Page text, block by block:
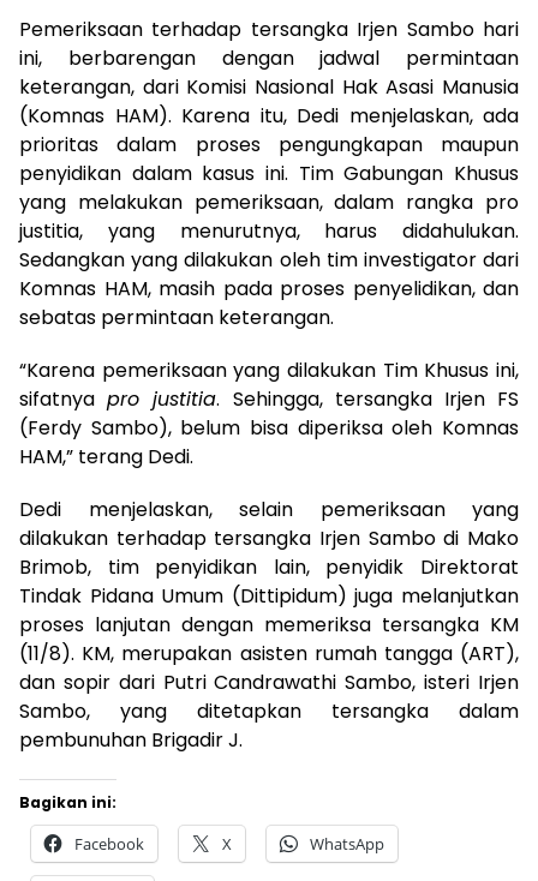
Pemeriksaan terhadap tersangka Irjen Sambo hari
ini, berbarengan dengan jadwal permintaan
keterangan, dari Komisi Nasional Hak Asasi Manusia
(Komnas HAM). Karena itu, Dedi menjelaskan, ada
prioritas dalam proses pengungkapan maupun
penyidikan dalam kasus ini. Tim Gabungan Khusus
yang melakukan pemeriksaan, dalam rangka pro
justitia, yang menurutnya, harus didahulukan.
Sedangkan yang dilakukan oleh tim investigator dari
Komnas HAM, masih pada proses penyelidikan, dan
sebatas permintaan keterangan.
“Karena pemeriksaan yang dilakukan Tim Khusus ini,
sifatnyapro justitia. Sehingga, tersangka Irjen FS
(Ferdy Sambo), belum bisa diperiksa oleh Komnas
HAM,” terang Dedi.
Dedi menjelaskan, selain pemeriksaan yang
dilakukan terhadap tersangka Irjen Sambo di Mako
Brimob, tim penyidikan lain, penyidik Direktorat
Tindak Pidana Umum (Dittipidum) juga melanjutkan
proses lanjutan dengan memeriksa tersangka KM
(11/8). KM, merupakan asisten rumah tangga (ART),
dan sopir dari Putri Candrawathi Sambo, isteri Irjen
Sambo, yang ditetapkan tersangka dalam
pembunuhan Brigadir J.
Bagikan ini:
Facebook X WhatsApp